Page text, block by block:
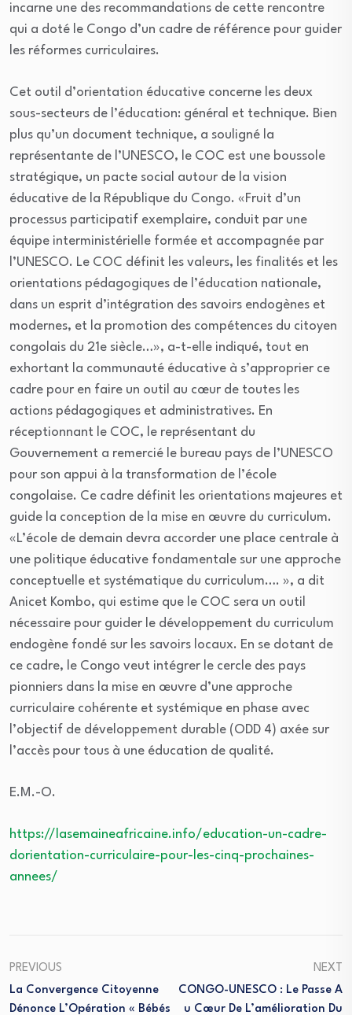
incarne une des recommandations de cette rencontre
qui a doté le Congo d’un cadre de référence pour guider
les réformes curriculaires.
Cet outil d’orientation éducative concerne les deux
sous-secteurs de l’éducation: général et technique. Bien
plus qu’un document technique, a souligné la
représentante de l’UNESCO, le COC est une boussole
stratégique, un pacte social autour de la vision
éducative de la République du Congo. «Fruit d’un
processus participatif exemplaire, conduit par une
équipe interministérielle formée et accompagnée par
l’UNESCO. Le COC définit les valeurs, les finalités et les
orientations pédagogiques de l’éducation nationale,
dans un esprit d’intégration des savoirs endogènes et
modernes, et la promotion des compétences du citoyen
congolais du 21e siècle…», a-t-elle indiqué, tout en
exhortant la communauté éducative à s’approprier ce
cadre pour en faire un outil au cœur de toutes les
actions pédagogiques et administratives. En
réceptionnant le COC, le représentant du
Gouvernement a remercié le bureau pays de l’UNESCO
pour son appui à la transformation de l’école
congolaise. Ce cadre définit les orientations majeures et
guide la conception de la mise en œuvre du curriculum.
«L’école de demain devra accorder une place centrale à
une politique éducative fondamentale sur une approche
conceptuelle et systématique du curriculum…. », a dit
Anicet Kombo, qui estime que le COC sera un outil
nécessaire pour guider le développement du curriculum
endogène fondé sur les savoirs locaux. En se dotant de
ce cadre, le Congo veut intégrer le cercle des pays
pionniers dans la mise en œuvre d’une approche
curriculaire cohérente et systémique en phase avec
l’objectif de développement durable (ODD 4) axée sur
l’accès pour tous à une éducation de qualité.
E.M.-O.
https://lasemaineafricaine.info/education-un-cadre-
dorientation-curriculaire-pour-les-cinq-prochaines-
annees/
PREVIOUS
La Convergence Citoyenne
Dénonce L’Opération « Bébés
NEXT
CONGO-UNESCO : Le Passe A
U Cœur De L’amélioration Du